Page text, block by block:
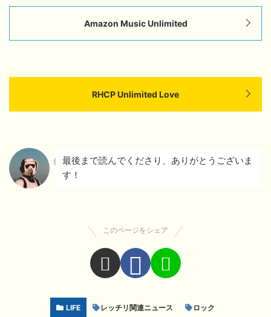
Amazon Music Unlimited
RHCP Unlimited Love
最後まで読んでくださり、ありがとうございま
す！
このページをシェア
LIFE レッチリ関連ニュース ロック